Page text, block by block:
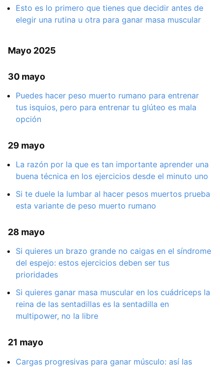
Esto es lo primero que tienes que decidir antes de
elegir una rutina u otra para ganar masa muscular
Mayo 2025
30 mayo
Puedes hacer peso muerto rumano para entrenar
tus isquios, pero para entrenar tu glúteo es mala
opción
29 mayo
La razón por la que es tan importante aprender una
buena técnica en los ejercicios desde el minuto uno
Si te duele la lumbar al hacer pesos muertos prueba
esta variante de peso muerto rumano
28 mayo
Si quieres un brazo grande no caigas en el síndrome
del espejo: estos ejercicios deben ser tus
prioridades
Si quieres ganar masa muscular en los cuádriceps la
reina de las sentadillas es la sentadilla en
multipower, no la libre
21 mayo
Cargas progresivas para ganar músculo: así las